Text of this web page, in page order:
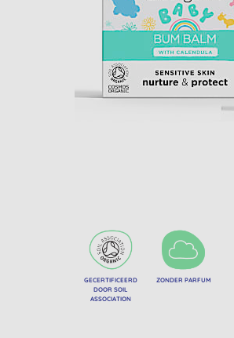
GECERTIFICEERD
DOOR SOIL
ASSOCIATION
ZONDER PARFUM